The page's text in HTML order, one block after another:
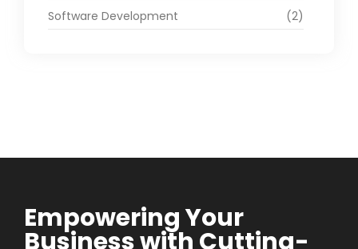
Software Development
(2)
Empowering Your
Business with Cutting-